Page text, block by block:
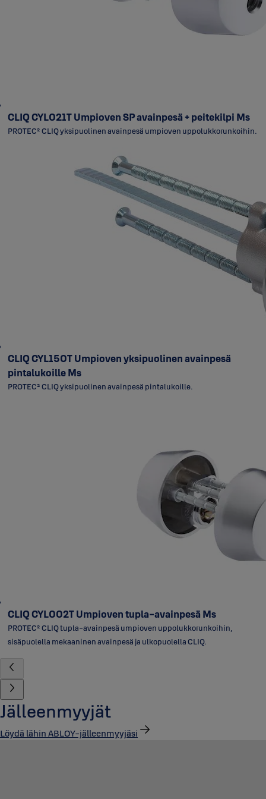
CLIQ CYL021T Umpioven SP avainpesä + peitekilpi Ms
PROTEC² CLIQ yksipuolinen avainpesä umpioven uppolukkorunkoihin.
CLIQ CYL150T Umpioven yksipuolinen avainpesä
pintalukoille Ms
PROTEC² CLIQ yksipuolinen avainpesä pintalukoille.
CLIQ CYL002T Umpioven tupla-avainpesä Ms
PROTEC² CLIQ tupla-avainpesä umpioven uppolukkorunkoihin,
sisäpuolella mekaaninen avainpesä ja ulkopuolella CLIQ.
Jälleenmyyjät
Löydä lähin ABLOY-jälleenmyyjäsi